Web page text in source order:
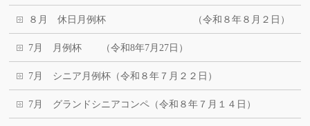
８月 休日月例杯 （令和８年８月２日）
7月 月例杯 （令和8年7月27日）
7月 シニア月例杯（令和８年７月２２日）
7月 グランドシニアコンペ（令和８年７月１４日）